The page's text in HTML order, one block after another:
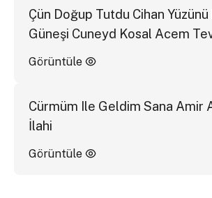
Çün Doğup Tutdu Cihan Yüzünü
Güneşi Cuneyd Kosal Acem
Görüntüle
Cürmüm Ile Geldim Sana Amir
İlahi
Görüntüle